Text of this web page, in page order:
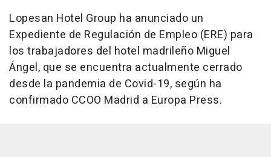
Lopesan Hotel Group ha anunciado un
Expediente de Regulación de Empleo (ERE) para
los trabajadores del hotel madrileño Miguel
Ángel, que se encuentra actualmente cerrado
desde la pandemia de Covid-19, según ha
confirmado CCOO Madrid a Europa Press.